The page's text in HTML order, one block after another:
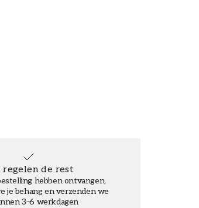
regelen de rest
hebben ontvangen,
je behang en verzenden we
3–6 werkdagen